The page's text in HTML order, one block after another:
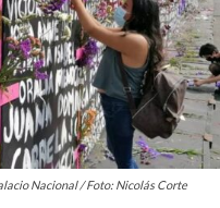
Nacional / Foto: Nicolás Corte